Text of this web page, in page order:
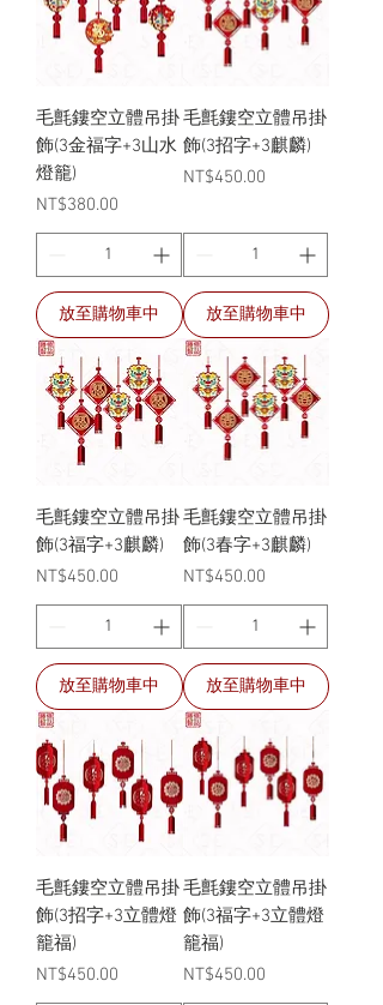
毛氈鏤空立體吊掛
飾(3金福字+3山水
燈籠)
價格
NT$380.00
放至購物車中
毛氈鏤空立體吊掛
飾(3招字+3麒麟)
價格
NT$450.00
放至購物車中
毛氈鏤空立體吊掛
飾(3福字+3麒麟)
價格
NT$450.00
放至購物車中
毛氈鏤空立體吊掛
飾(3春字+3麒麟)
價格
NT$450.00
放至購物車中
毛氈鏤空立體吊掛
飾(3招字+3立體燈
籠福)
價格
NT$450.00
毛氈鏤空立體吊掛
飾(3福字+3立體燈
籠福)
價格
NT$450.00